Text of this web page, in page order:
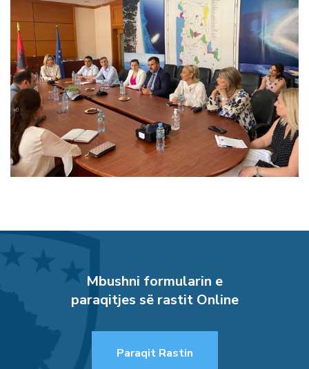
Mbushni formularin e
paraqitjes së rastit Online
Paraqit Rastin